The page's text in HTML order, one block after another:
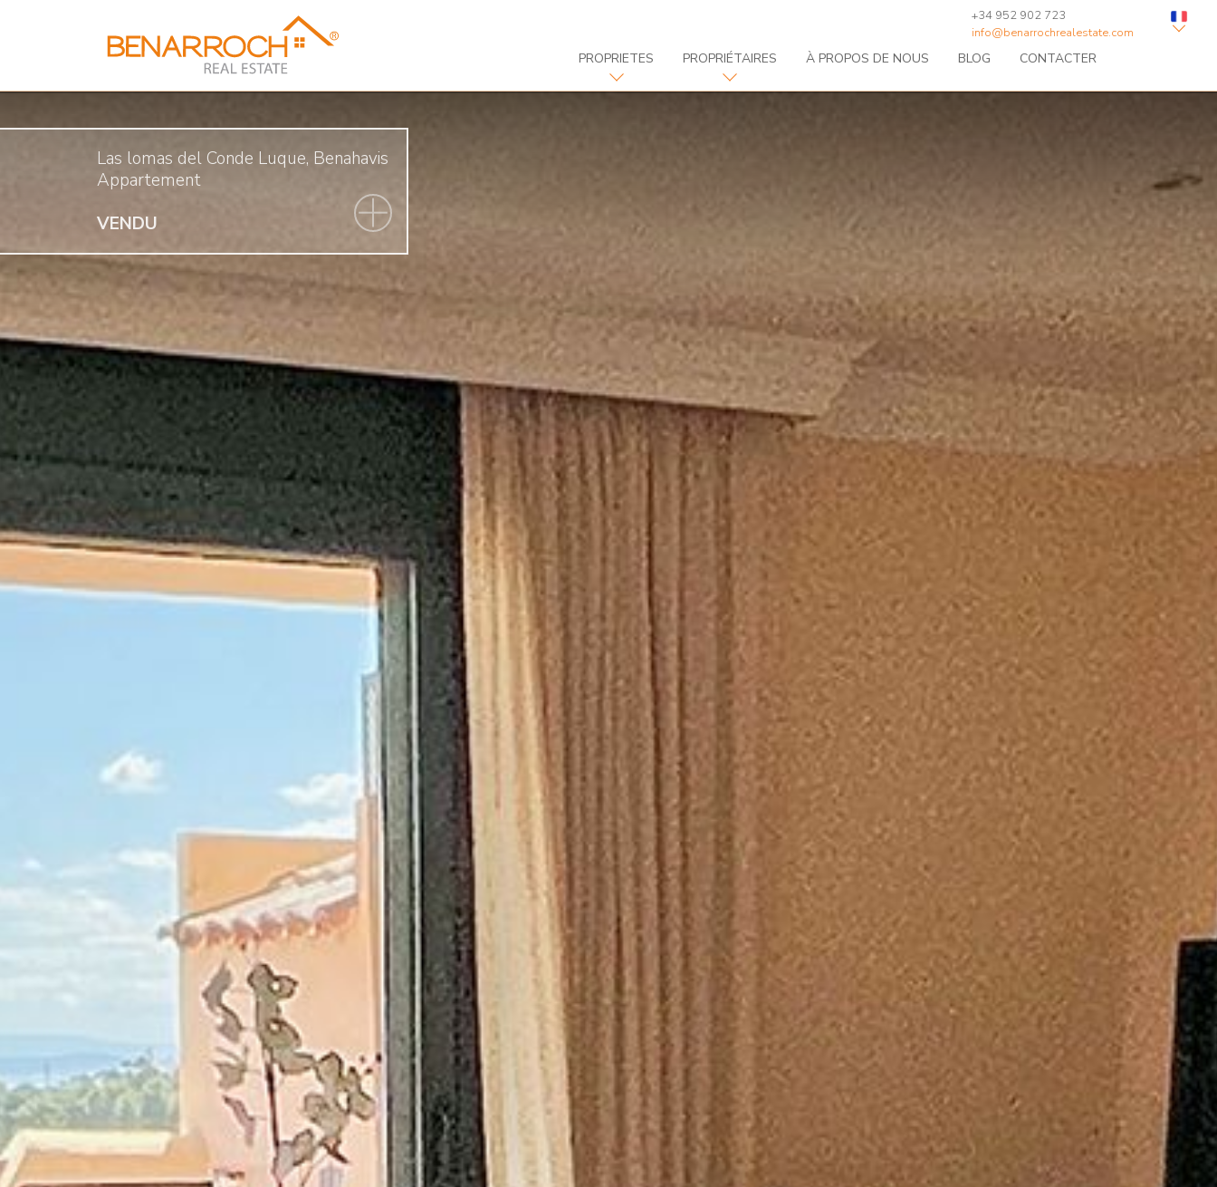
PROPRIETES PROPRIÉTAIRES À PROPOS DE NOUS BLOG CONTACTER
+34 952 902 723
info@benarrochrealestate.com
Las lomas del Conde Luque, Benahavis
Appartement
VENDU